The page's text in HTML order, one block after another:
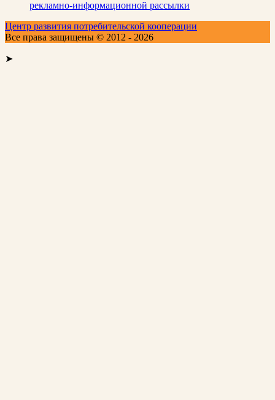
рекламно-информационной рассылки
Центр развития потребительской кооперации
Все права защищены © 2012 - 2026
➤